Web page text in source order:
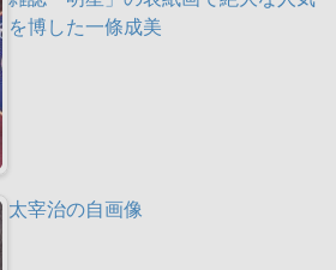
を博した一條成美
太宰治の自画像